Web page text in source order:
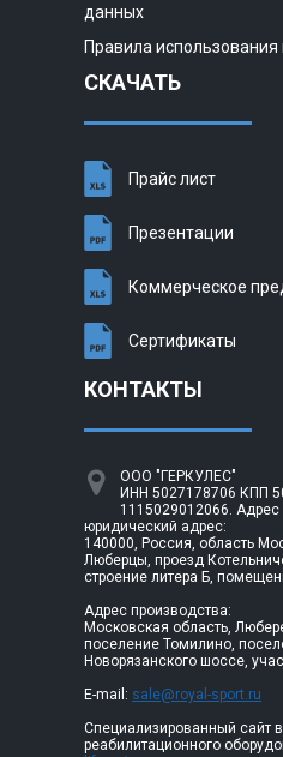
данных
Правила использования
СКАЧАТЬ
Прайс лист
Презентации
Коммерческое
Сертификаты
КОНТАКТЫ
ООО "ГЕРКУЛЕС"
ИНН 5027178706 КПП
1115029012066. Адрес
юридический адрес:
140000, Россия, область
Люберцы, проезд
строение литера Б,
Адрес производства:
Московская область,
поселение Томилино,
Новорязанского шоссе,
E-mail: sale@royal-sport.ru
Специализированный сайт
реабилитационного